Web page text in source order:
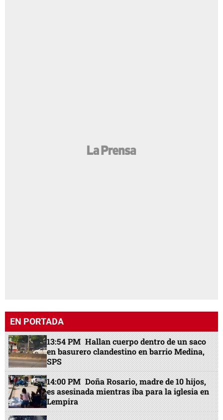
EN PORTADA
13:54 PM Hallan cuerpo dentro de un saco
en basurero clandestino en barrio Medina,
SPS
14:00 PM Doña Rosario, madre de 10 hijos,
es asesinada mientras iba para la iglesia en
Lempira